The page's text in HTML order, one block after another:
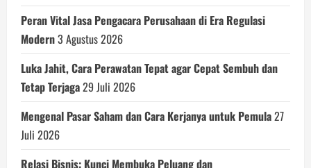
Peran Vital Jasa Pengacara Perusahaan di Era Regulasi
Modern3 Agustus 2026
Luka Jahit, Cara Perawatan Tepat agar Cepat Sembuh dan
Tetap Terjaga29 Juli 2026
Mengenal Pasar Saham dan Cara Kerjanya untuk Pemula27
Juli 2026
Relasi Bisnis: Kunci Membuka Peluang dan